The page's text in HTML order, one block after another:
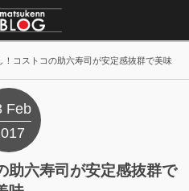
！コストコの助六寿司が安定感抜群で美味
Feb
助六寿司が安定感抜群で